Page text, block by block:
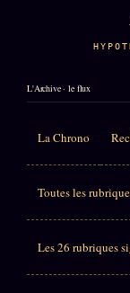
L'Archive · le flux
La Chrono
Toutes les
Les 26 rubriques